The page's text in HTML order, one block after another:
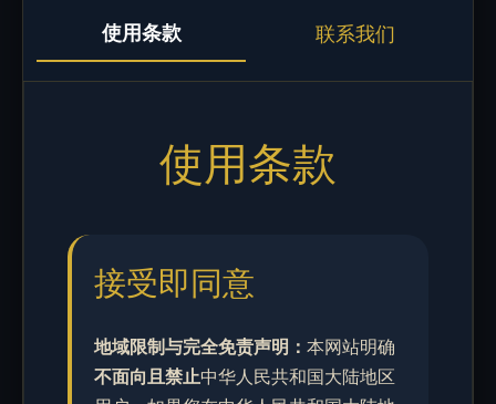
使用条款 联系我们
使用条款
接受即同意
地域限制与完全免责声明： 本网站明确
不面向且禁止中华人民共和国大陆地区